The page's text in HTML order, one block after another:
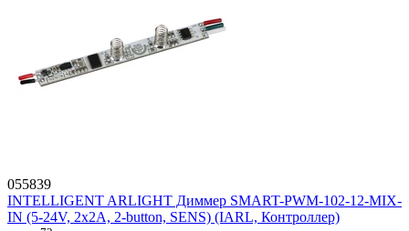
055839
INTELLIGENT ARLIGHT Диммер SMART-PWM-102-12-MIX-
IN (5-24V, 2x2A, 2-button, SENS) (IARL, Контроллер)